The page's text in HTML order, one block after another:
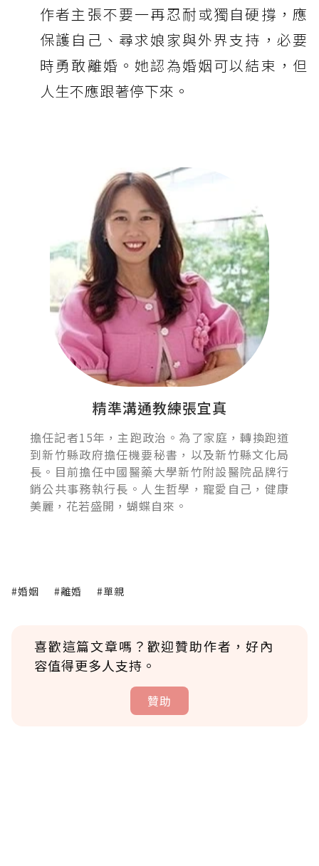
作者主張不要一再忍耐或獨自硬撐，應
保護自己、尋求娘家與外界支持，必要
時勇敢離婚。她認為婚姻可以結束，但
人生不應跟著停下來。
精準溝通教練張宜真
擔任記者15年，主跑政治。為了家庭，轉換跑道
到新竹縣政府擔任機要秘書，以及新竹縣文化局
長。目前擔任中國醫藥大學新竹附設醫院品牌行
銷公共事務執行長。人生哲學，寵愛自己，健康
美麗，花若盛開，蝴蝶自來。
#婚姻 #離婚 #單親
喜歡這篇文章嗎？歡迎贊助作者，好內
容值得更多人支持。
贊助